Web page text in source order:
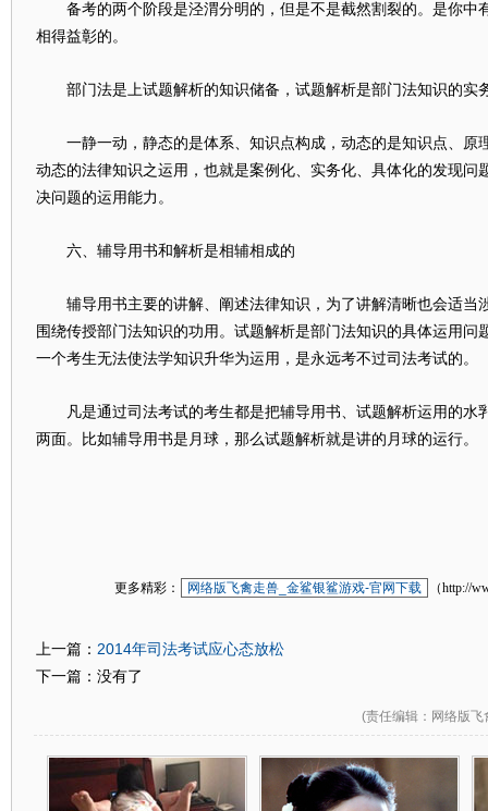
备考的两个阶段是泾渭分明的，但是不是截然割裂的。是你中
相得益彰的。
部门法是上试题解析的知识储备，试题解析是部门法知识的实
一静一动，静态的是体系、知识点构成，动态的是知识点、原
动态的法律知识之运用，也就是案例化、实务化、具体化的发现问
决问题的运用能力。
六、辅导用书和解析是相辅相成的
辅导用书主要的讲解、阐述法律知识，为了讲解清晰也会适当
围绕传授部门法知识的功用。试题解析是部门法知识的具体运用问
一个考生无法使法学知识升华为运用，是永远考不过司法考试的。
凡是通过司法考试的考生都是把辅导用书、试题解析运用的水
两面。比如辅导用书是月球，那么试题解析就是讲的月球的运行。
更多精彩： 网络版飞禽走兽_金鲨银鲨游戏-官网下载 （http://
上一篇： 2014年司法考试应心态放松
下一篇：没有了
(责任编辑 ：网络版